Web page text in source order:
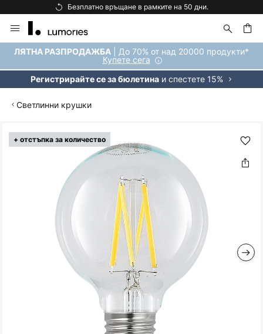
Безплатно връщане в рамките на 50 дни.
Прескачане
към
съдържанието
ЛЯТНА РАЗПРОДАЖБА | До 70% от над 20000 продукти*
Купете сега
Регистрирайте се за бюлетинаи спестете 15%
Светлинни крушки
+ отстъпка за количество
Преминете
към
изображенията